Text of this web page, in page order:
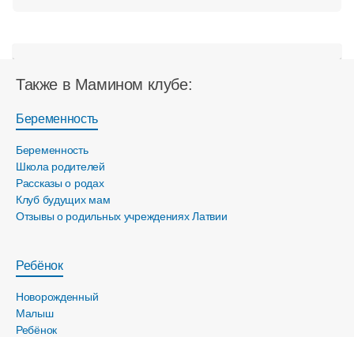
Также в Мамином клубе:
Беременность
Беременность
Школа родителей
Рассказы о родах
Клуб будущих мам
Отзывы о родильных учреждениях Латвии
Ребёнок
Новорожденный
Малыш
Ребёнок